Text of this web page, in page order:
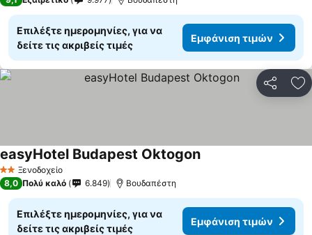
Επιλέξτε ημερομηνίες, για να
δείτε τις ακριβείς τιμές
Εμφάνιση τιμών
2 ΑστέριαΞενοδοχείο
easyHotel Budapest Oktogon
8,0 Πολύ καλό 6.849 Βουδαπέστη
Επιλέξτε ημερομηνίες, για να
δείτε τις ακριβείς τιμές
Εμφάνιση τιμών